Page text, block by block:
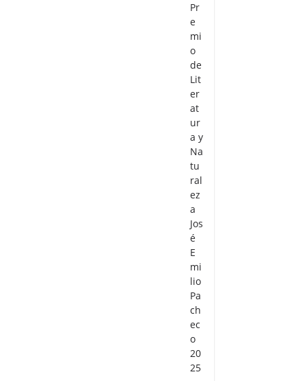
Pr
e
mi
o
de
Lit
er
at
ur
a y
Na
tu
ral
ez
a
Jos
é
E
mi
lio
Pa
ch
ec
o
20
25